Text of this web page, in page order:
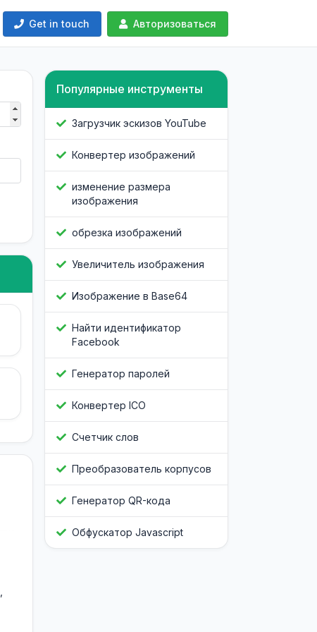
Get in touch Авторизоваться
Популярные инструменты
Загрузчик эскизов YouTube
Конвертер изображений
изменение размера
изображения
обрезка изображений
Увеличитель изображения
Изображение в Base64
Найти идентификатор
Facebook
Генератор паролей
Конвертер ICO
Счетчик слов
Преобразователь корпусов
Генератор QR-кода
Обфускатор Javascript